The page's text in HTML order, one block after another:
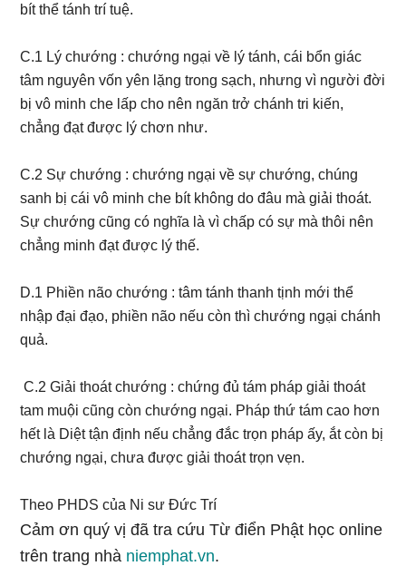
bít thể tánh trí tuệ.
C.1 Lý chướng : chướng ngại về lý tánh, cái bổn giác
tâm nguyên vốn yên lặng trong sạch, nhưng vì người đời
bị vô minh che lấp cho nên ngăn trở chánh tri kiến,
chẳng đạt được lý chơn như.
C.2 Sự chướng : chướng ngại về sự chướng, chúng
sanh bị cái vô minh che bít không do đâu mà giải thoát.
Sự chướng cũng có nghĩa là vì chấp có sự mà thôi nên
chẳng minh đạt được lý thế.
D.1 Phiền não chướng : tâm tánh thanh tịnh mới thể
nhập đại đạo, phiền não nếu còn thì chướng ngại chánh
quả.
C.2 Giải thoát chướng : chứng đủ tám pháp giải thoát
tam muội cũng còn chướng ngại. Pháp thứ tám cao hơn
hết là Diệt tận định nếu chẳng đắc trọn pháp ấy, ắt còn bị
chướng ngại, chưa được giải thoát trọn vẹn.
Theo PHDS của Ni sư Đức Trí
Cảm ơn quý vị đã tra cứu Từ điển Phật học online
trên trang nhà niemphat.vn.